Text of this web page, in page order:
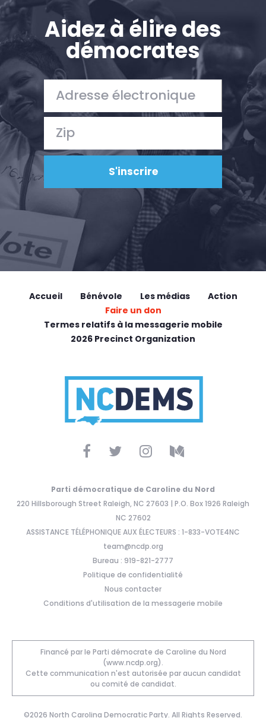
Aidez à élire des
démocrates
Accueil Bénévole Les médias
Action
Faire un don
Termes relatifs à la messagerie mobile
2026 Precinct Organization
Parti démocratique de Caroline du Nord
220 Hillsborough Street Raleigh, NC 27603 | P.O. Box 1926 Raleigh
NC 27602
ASSISTANCE TÉLÉPHONIQUE AUX ÉLECTEURS : 1-833-VOTE4NC
team@ncdp.org
Bureau : 919-821-2777
Politique de confidentialité
Nous contacter
Conditions d'utilisation de la messagerie mobile
Financé par le Parti démocrate de Caroline du Nord
(www.ncdp.org).
Cette communication n'est autorisée par aucun candidat
ou comité de candidat.
©2026 North Carolina Democratic Party. All Rights Reserved.